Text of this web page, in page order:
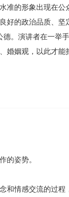
准的形象出现在
好的政治品质、
。演讲者在一举
婚姻观，以此才
的姿势。
和情感交流的过